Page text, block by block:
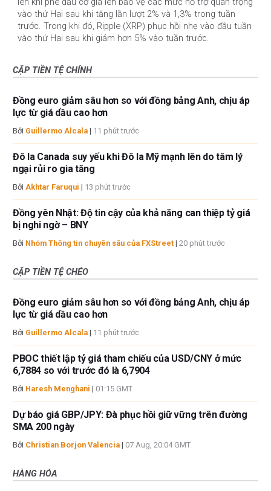
vào thứ Hai sau khi tăng lần lượt 2% và 1,3% trong tuần
trước. Trong khi đó, Ripple (XRP) phục hồi nhẹ vào đầu tuần
vào thứ Hai sau khi giảm hơn 5% vào tuần trước.
CẶP TIỀN TỆ CHÍNH
Đồng euro giảm sâu hơn so với đồng bảng Anh, chịu áp
lực từ giá dầu cao hơn
Bởi Guillermo Alcala | 11 phút trước
Đô la Canada suy yếu khi Đô la Mỹ mạnh lên do tâm lý
ngại rủi ro gia tăng
Bởi Akhtar Faruqui | 13 phút trước
Đồng yên Nhật: Độ tin cậy của khả năng can thiệp tỷ giá
bị nghi ngờ – BNY
Bởi Nhóm Thông tin chuyên sâu của FXStreet | 20 phút trước
CẶP TIỀN TỆ CHÉO
Đồng euro giảm sâu hơn so với đồng bảng Anh, chịu áp
lực từ giá dầu cao hơn
Bởi Guillermo Alcala | 11 phút trước
PBOC thiết lập tỷ giá tham chiếu của USD/CNY ở mức
6,7884 so với trước đó là 6,7904
Bởi Haresh Menghani | 01:15 GMT
Dự báo giá GBP/JPY: Đà phục hồi giữ vững trên đường
SMA 200 ngày
Bởi Christian Borjon Valencia | 07 Aug, 20:04 GMT
HÀNG HÓA